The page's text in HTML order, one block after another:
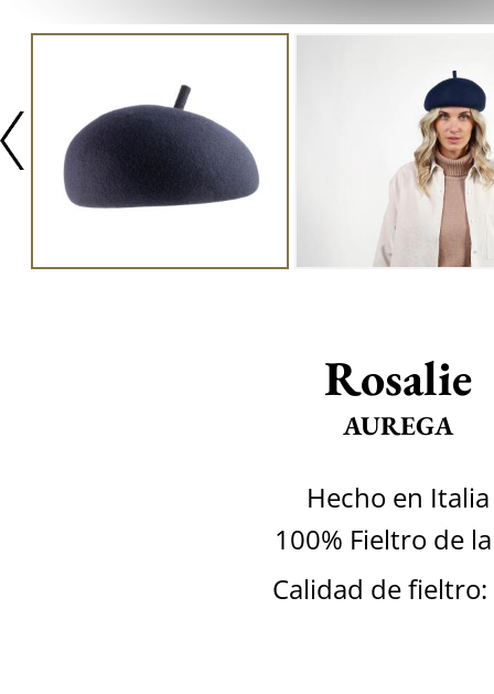
Rosalie
AUREGA
Hecho en Italia
100% Fieltro de
Calidad de fieltro: